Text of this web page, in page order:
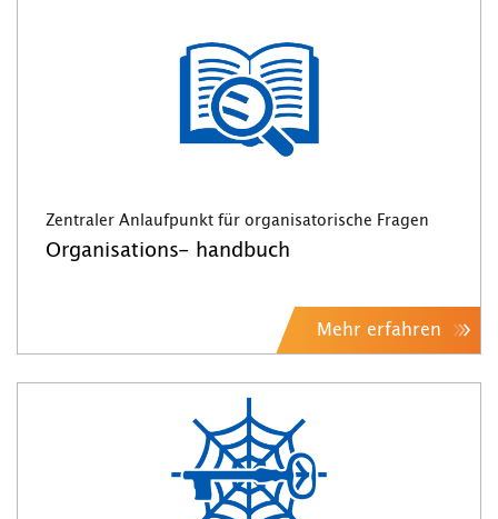
Zentraler Anlaufpunkt für organisatorische Fragen
Organisations- handbuch
Mehr erfahren